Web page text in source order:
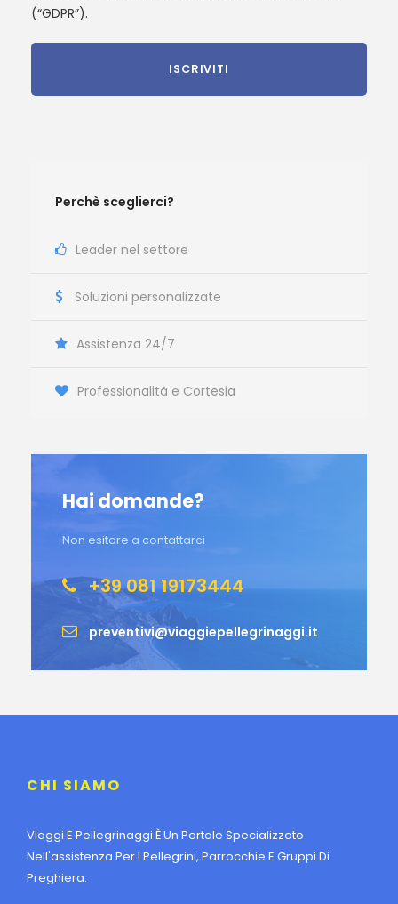
(“GDPR”).
Perchè sceglierci?
Leader nel settore
Soluzioni personalizzate
Assistenza 24/7
Professionalità e Cortesia
Hai domande?
Non esitare a contattarci
+39 081 19173444
preventivi@viaggiepellegrinaggi.it
CHI SIAMO
Viaggi E Pellegrinaggi È Un Portale Specializzato
Nell'assistenza Per I Pellegrini, Parrocchie E Gruppi Di
Preghiera.